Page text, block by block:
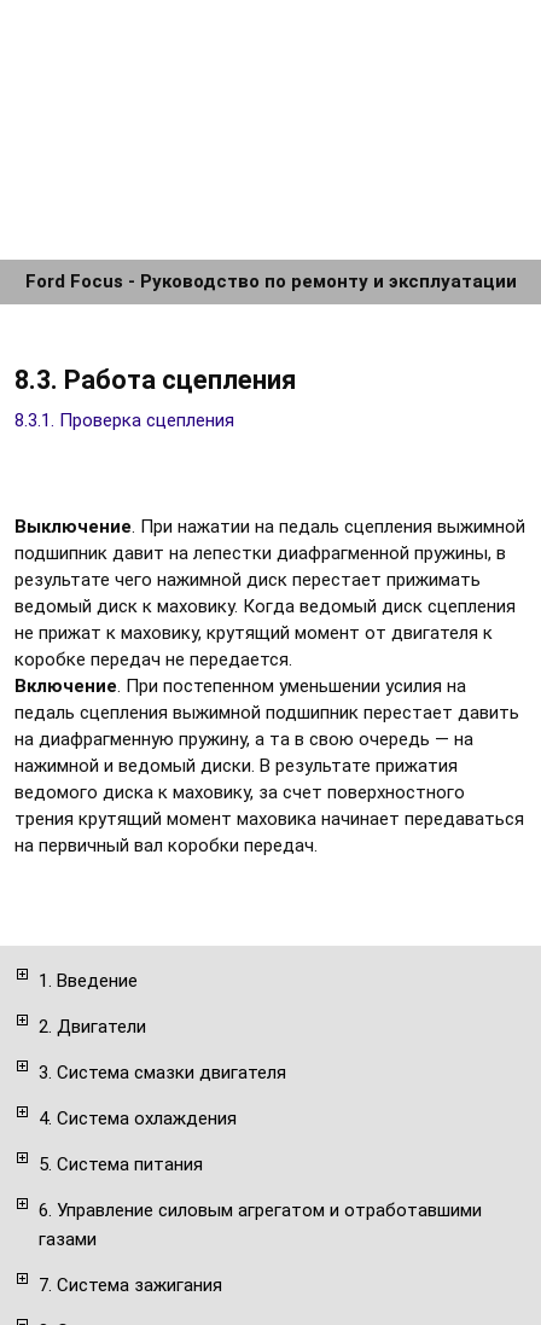
Ford Focus - Руководство по ремонту и эксплуатации
1. Введение
2. Двигатели
3. Система смазки двигателя
4. Система охлаждения
5. Система питания
6. Управление силовым агрегатом и отработавшими
газами
7. Система зажигания
8.3. Работа сцепления
8.3.1. Проверка сцепления
Выключение. При нажатии на педаль сцепления выжимной
подшипник давит на лепестки диафрагменной пружины, в
результате чего нажимной диск перестает прижимать
ведомый диск к маховику. Когда ведомый диск сцепления
не прижат к маховику, крутящий момент от двигателя к
коробке передач не передается.
Включение. При постепенном уменьшении усилия на
педаль сцепления выжимной подшипник перестает давить
на диафрагменную пружину, а та в свою очередь — на
нажимной и ведомый диски. В результате прижатия
ведомого диска к маховику, за счет поверхностного
трения крутящий момент маховика начинает передаваться
на первичный вал коробки передач.